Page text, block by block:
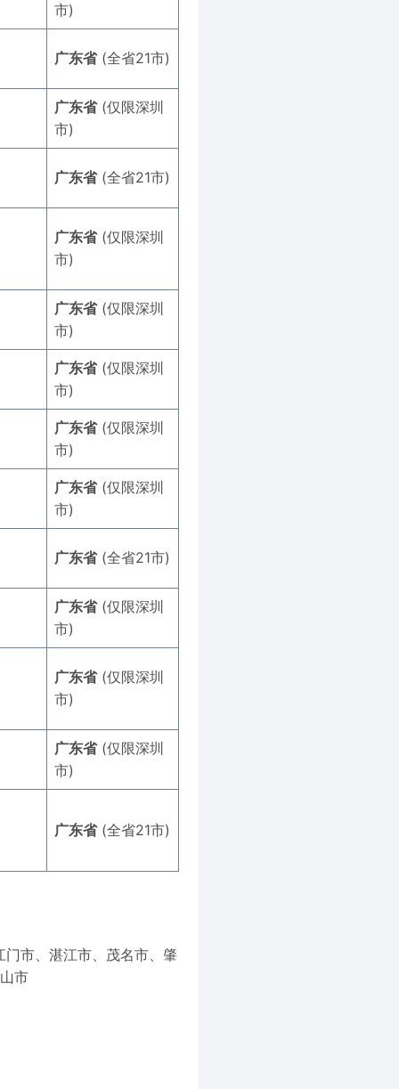
市)
广东省(全省21市)
广东省(仅限深圳
市)
广东省(全省21市)
广东省(仅限深圳
市)
广东省(仅限深圳
市)
广东省(仅限深圳
市)
广东省(仅限深圳
市)
广东省(仅限深圳
市)
广东省(全省21市)
广东省(仅限深圳
市)
广东省(仅限深圳
市)
广东省(仅限深圳
市)
广东省(全省21市)
市、湛江市、茂名市、肇
市